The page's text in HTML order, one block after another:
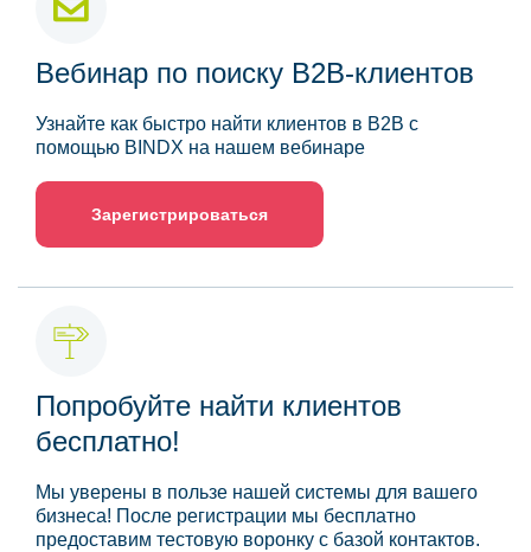
Вебинар по поиску B2B-клиентов
Узнайте как быстро найти клиентов в B2B с
помощью BINDX на нашем вебинаре
Зарегистрироваться
Попробуйте найти клиентов
бесплатно!
Мы уверены в пользе нашей системы для вашего
бизнеса! После регистрации мы бесплатно
предоставим тестовую воронку с базой контактов.